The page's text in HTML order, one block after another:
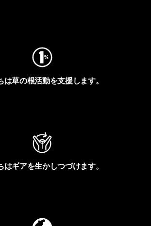
は草の根活動を支援します。
はギアを生かしつづけます。